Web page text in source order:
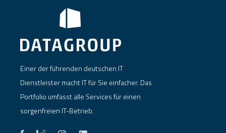
Einer der führenden deutschen IT
Dienstleister macht IT für Sie einfacher. Das
Portfolio umfasst alle Services für einen
sorgenfreien IT-Betrieb.